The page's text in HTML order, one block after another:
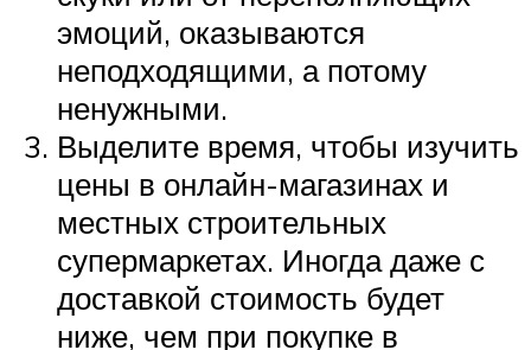
эмоций, оказываются
неподходящими, а потому
ненужными.
Выделите время, чтобы изучить
цены в онлайн-магазинах и
местных строительных
супермаркетах. Иногда даже с
доставкой стоимость будет
ниже, чем при покупке в